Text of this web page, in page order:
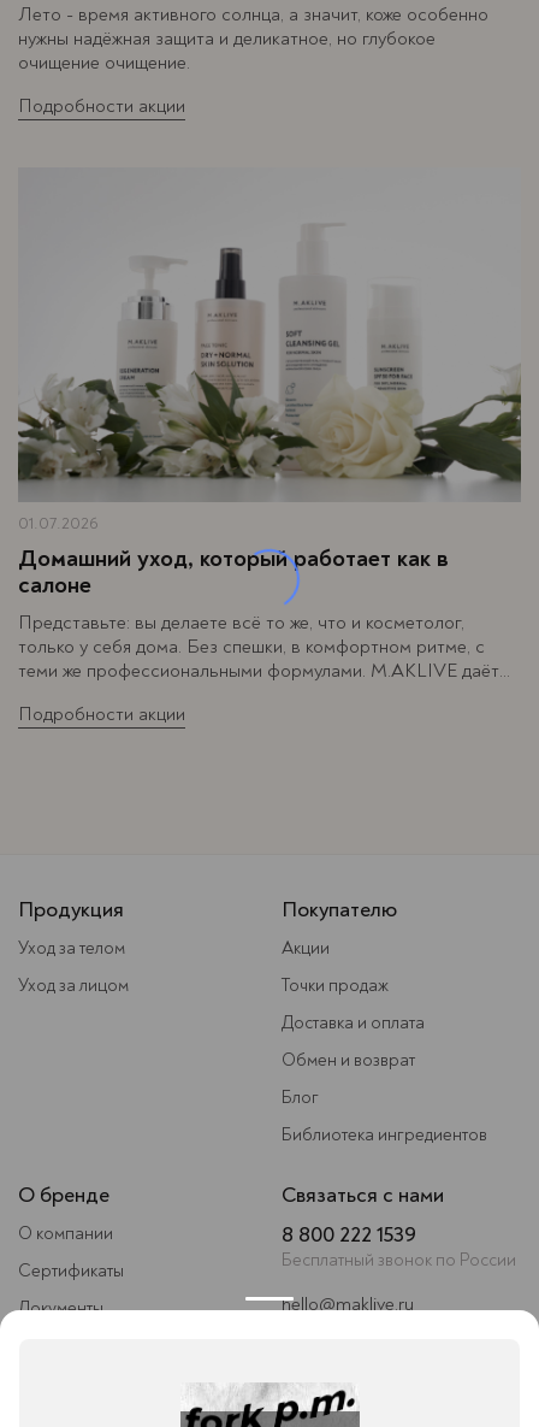
Лето - время активного солнца, а значит, коже особенно
нужны надёжная защита и деликатное, но глубокое
очищение очищение.
Подробности акции
01.07.2026
Домашний уход, который работает как в
салоне
Представьте: вы делаете всё то же, что и косметолог,
только у себя дома. Без спешки, в комфортном ритме, с
теми же профессиональными формулами. M.AKLIVE даёт
скидки 30%.
Подробности акции
Продукция
Уход за телом
Уход за лицом
Покупателю
Акции
Точки продаж
Доставка и оплата
Обмен и возврат
Блог
Библиотека ингредиентов
О бренде
О компании
Сертификаты
Документы
Связаться с нами
8 800 222 1539
Бесплатный звонок по России
hello@maklive.ru